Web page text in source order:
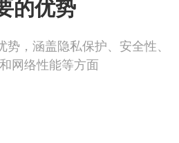
的优势
，涵盖隐私保护、安全性、
网络性能等方面